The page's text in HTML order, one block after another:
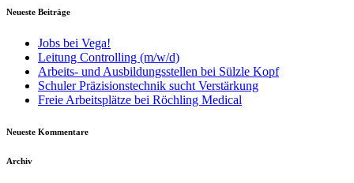
Neueste Beiträge
Jobs bei Vega!
Leitung Controlling (m/w/d)
Arbeits- und Ausbildungsstellen bei Sülzle Kopf
Schuler Präzisionstechnik sucht Verstärkung
Freie Arbeitsplätze bei Röchling Medical
Neueste Kommentare
Archiv